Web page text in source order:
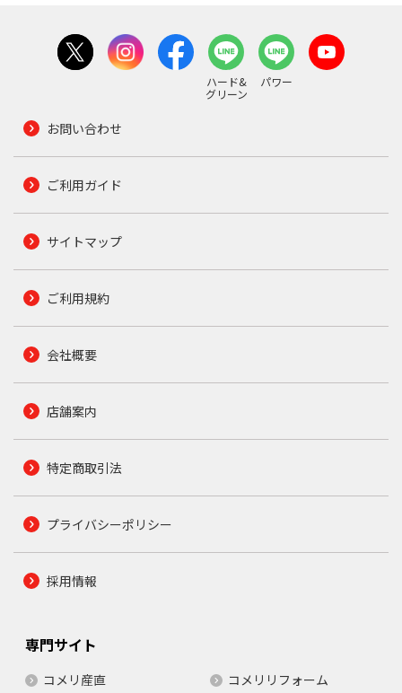
ハード&
グリーン
パワー
お問い合わせ
ご利用ガイド
サイトマップ
ご利用規約
会社概要
店舗案内
特定商取引法
プライバシーポリシー
採用情報
専門サイト
コメリ産直 コメリリフォーム